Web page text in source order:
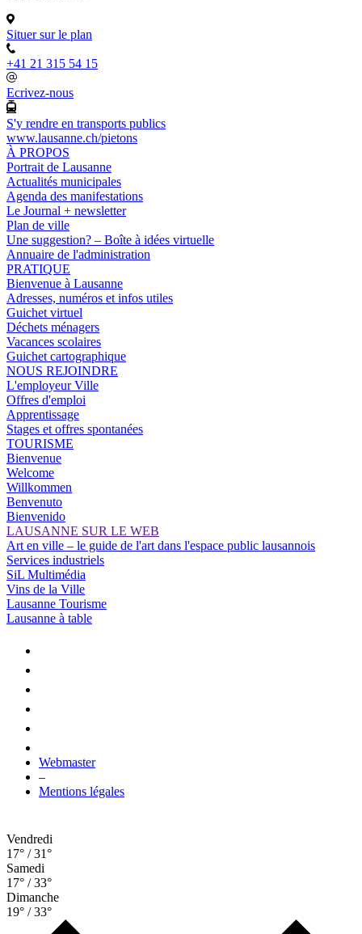
Situer sur le plan
+41 21 315 54 15
Ecrivez-nous
S'y rendre en transports publics
www.lausanne.ch/pietons
À PROPOS
Portrait de Lausanne
Actualités municipales
Agenda des manifestations
Le Journal + newsletter
Plan de ville
Une suggestion? – Boîte à idées virtuelle
Annuaire de l'administration
PRATIQUE
Bienvenue à Lausanne
Adresses, numéros et infos utiles
Guichet virtuel
Déchets ménagers
Vacances scolaires
Guichet cartographique
NOUS REJOINDRE
L'employeur Ville
Offres d'emploi
Apprentissage
Stages et offres spontanées
TOURISME
Bienvenue
Welcome
Willkommen
Benvenuto
Bienvenido
LAUSANNE SUR LE WEB
Art en ville – le guide de l'art dans l'espace public lausannois
Services industriels
SiL Multimédia
Vins de la Ville
Lausanne Tourisme
Lausanne à table
Webmaster
–
Mentions légales
Vendredi
17° / 31°
Samedi
17° / 33°
Dimanche
19° / 33°